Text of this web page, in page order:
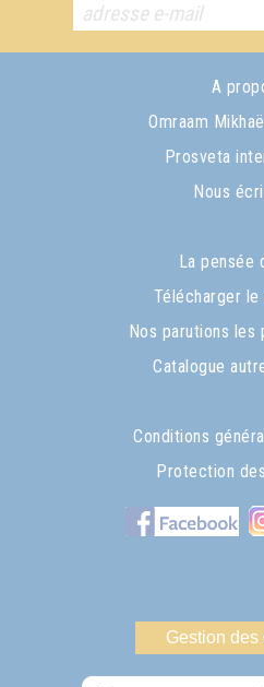
A
Omraam
Prosveta
Nous
La pensée
Télécharger le
Nos parutions les
Catalogue
Conditions
Protection
Gestion des